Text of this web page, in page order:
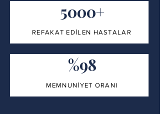
5000+
REFAKAT EDİLEN HASTALAR
%98
MEMNUNİYET ORANI